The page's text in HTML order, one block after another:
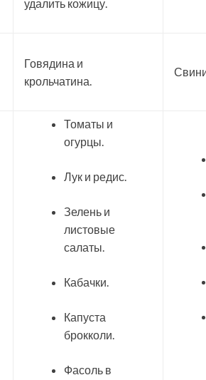
удалить кожицу.
Говядина и
крольчатина.
Томаты и
огурцы.
Лук и редис.
Зелень и
листовые
салаты.
Кабачки.
Капуста
брокколи.
Фасоль в